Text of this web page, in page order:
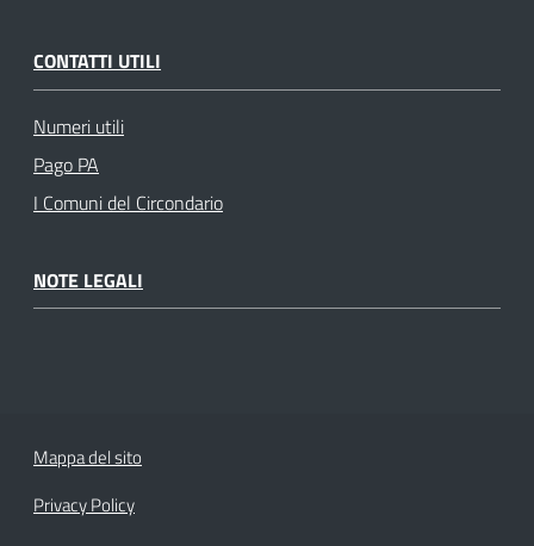
CONTATTI UTILI
Numeri utili
Pago PA
I Comuni del Circondario
NOTE LEGALI
Mappa del sito
Privacy Policy